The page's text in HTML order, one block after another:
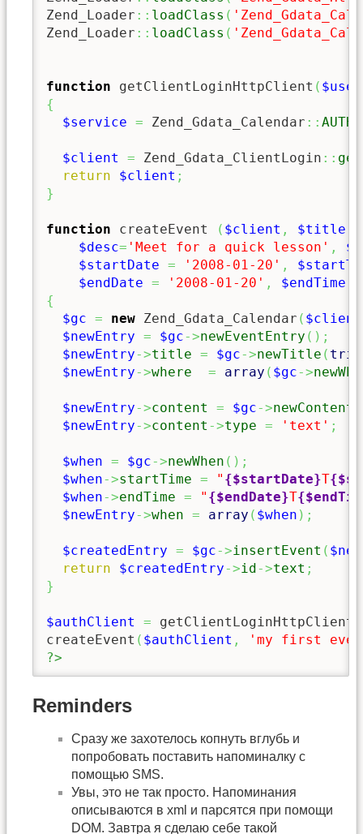
Zend_Loader :: loadClass (
Zend_Loader :: loadClass (
function getClientLoginHttpClient ( $user
{
$service = Zend_Gdata_Calendar ::
$client = Zend_Gdata_ClientLogin ::
return
$client ;
}
function createEvent ( $client , $title
$desc= 'Meet for a quick lesson' ,
$startDate = '2008-01-20' ,
$endDate = '2008-01-20' , $endTime
{
$gc = new Zend_Gdata_Calendar ( $client
$newEntry = $gc->newEventEntry ( ) ;
$newEntry->title = $gc->newTitle ( trim
$newEntry->where = array ( $gc->
$newEntry->content = $gc->newContent
$newEntry->content ->type = 'text' ;
$when = $gc->newWhen ( ) ;
$when->startTime = " {$startDate}T
$when->endTime = " {$endDate}T
$newEntry->when = array ( $when ) ;
$createdEntry = $gc->insertEvent (
return
$createdEntry->id->text ;
}
$authClient = getClientLoginHttpClient
createEvent ( $authClient ,
'my first
?>
Reminders
Сразу же захотелось копнуть вглубь и
попробовать поставить напоминалку с
помощью SMS.
Увы, это не так просто. Напоминания
описываются в xml и парсятся при помощи
DOM. Завтра я сделаю себе такой